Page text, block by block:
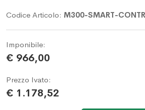
Codice Articolo: M300-SMART-
Imponibile:
€ 966,00
Prezzo Ivato:
€ 1.178,52